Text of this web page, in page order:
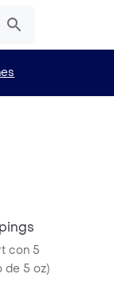
con 5
de 5 oz)